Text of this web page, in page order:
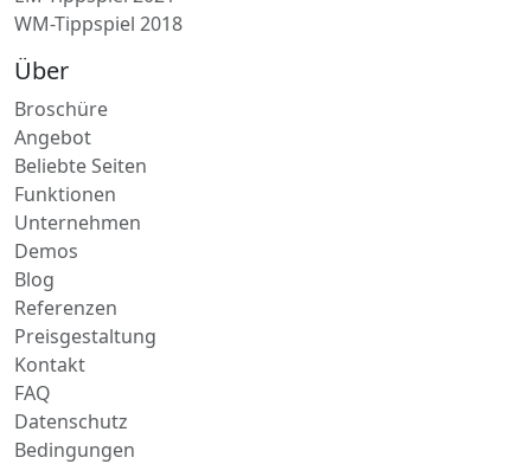
WM-Tippspiel 2018
Über
Broschüre
Angebot
Beliebte Seiten
Funktionen
Unternehmen
Demos
Blog
Referenzen
Preisgestaltung
Kontakt
FAQ
Datenschutz
Bedingungen